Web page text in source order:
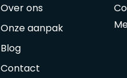
Over ons
Onze aanpak
Blog
Contact